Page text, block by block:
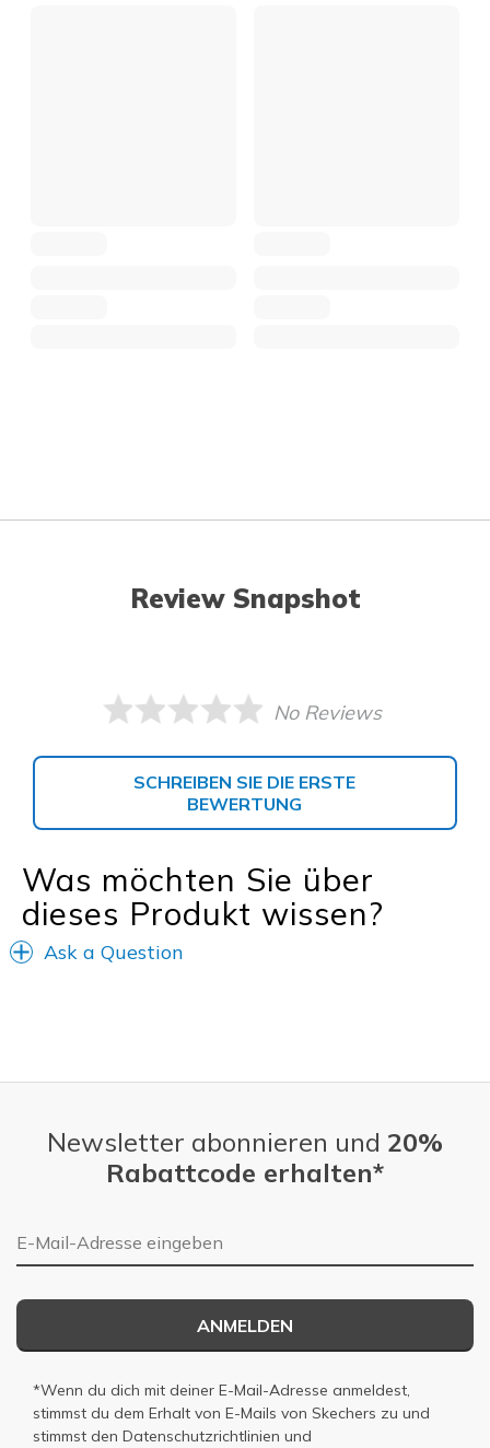
Review Snapshot
No Reviews
SCHREIBEN SIE DIE ERSTE
BEWERTUNG
Was möchten Sie über
dieses Produkt wissen?
Ask a Question
Newsletter abonnieren und 20%
Rabattcode erhalten*
E-Mail-Adresse
ANMELDEN
*Wenn du dich mit deiner E-Mail-Adresse anmeldest,
stimmst du dem Erhalt von E-Mails von Skechers zu und
stimmst den Datenschutzrichtlinien und